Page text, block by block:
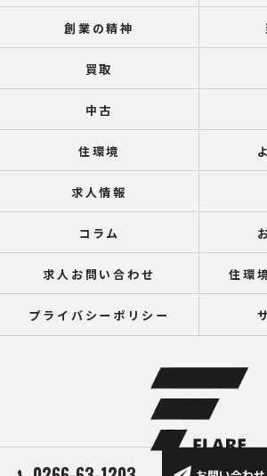
創業の精神
買取
中古
住環境
求人情報
コラム
求人お問い合わせ 住環
プライバシーポリシー